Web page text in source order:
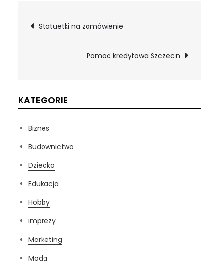
Nawigacja
wpisu
Statuetki na zamówienie
Pomoc kredytowa Szczecin
KATEGORIE
Biznes
Budownictwo
Dziecko
Edukacja
Hobby
Imprezy
Marketing
Moda